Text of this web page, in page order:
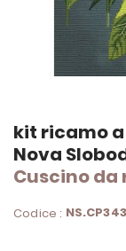
kit ricamo
Nova
Cuscino
Codice :
Vai
all'inizio
della
galleria
immagini